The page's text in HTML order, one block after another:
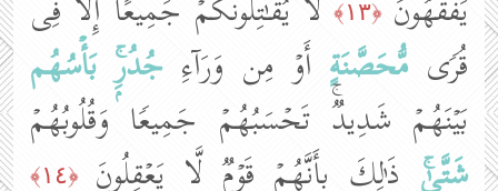
یَفۡقَهُونَ ﴿١٣﴾
لَا یُقَـٰتِلُونَكُمۡ جَمِیعًا إِلَّا فِی
قُرࣰىمُّحَصَّنَةٍ أَوۡ مِن وَرَاۤءِ جُدُرِۭۚ بَأۡسُهُم
بَیۡنَهُمۡ شَدِیدࣱۚ تَحۡسَبُهُمۡ جَمِیعࣰا وَقُلُوبُهُمۡ
شَتَّىٰۚ ذَ ٰ⁠لِكَ بِأَنَّهُمۡ قَوۡمࣱ لَّا یَعۡقِلُونَ ﴿١٤﴾